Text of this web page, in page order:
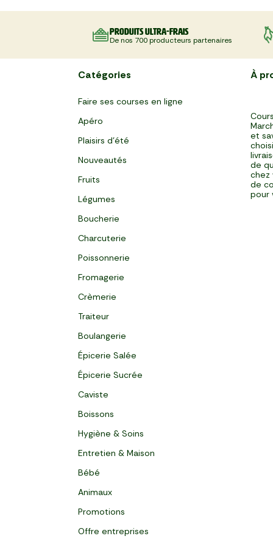
Produits ultra-frais
De nos 700 producteurs partenaires
Catégories
Faire ses courses en ligne
Apéro
Plaisirs d'été
Nouveautés
Fruits
Légumes
Boucherie
Charcuterie
Poissonnerie
Fromagerie
Crèmerie
Traiteur
Boulangerie
Épicerie Salée
Épicerie Sucrée
Caviste
Boissons
Hygiène & Soins
Entretien & Maison
Bébé
Animaux
Promotions
Offre entreprises
À
et
de
chez
de
pour